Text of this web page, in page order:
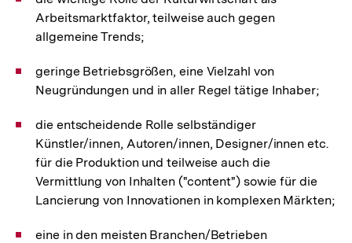
Arbeitsmarktfaktor, teilweise auch gegen
allgemeine Trends;
geringe Betriebsgrößen, eine Vielzahl von
Neugründungen und in aller Regel tätige Inhaber;
die entscheidende Rolle selbständiger
Künstler/innen, Autoren/innen, Designer/innen etc.
für die Produktion und teilweise auch die
Vermittlung von Inhalten ("content") sowie für die
Lancierung von Innovationen in komplexen Märkten;
eine in den meisten Branchen/Betrieben